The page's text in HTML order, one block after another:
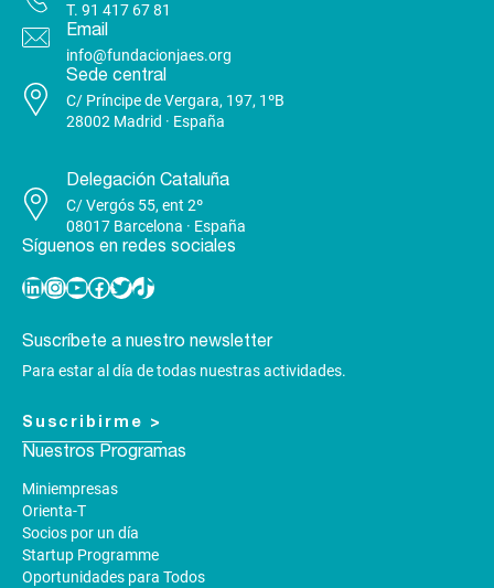
T. 91 417 67 81
Email
info@fundacionjaes.org
Sede central
C/ Príncipe de Vergara, 197, 1ºB
28002 Madrid · España
Delegación Cataluña
C/ Vergós 55, ent 2º
08017 Barcelona · España
Síguenos en redes sociales
Linkedin Instagram YouTube Facebook Twitter TikTok
Suscríbete a nuestro newsletter
Para estar al día de todas nuestras actividades.
Suscribirme >
Nuestros Programas
Miniempresas
Orienta-T
Socios por un día
Startup Programme
Oportunidades para Todos